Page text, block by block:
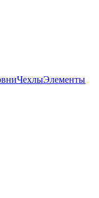
ЧехлыЭлементы